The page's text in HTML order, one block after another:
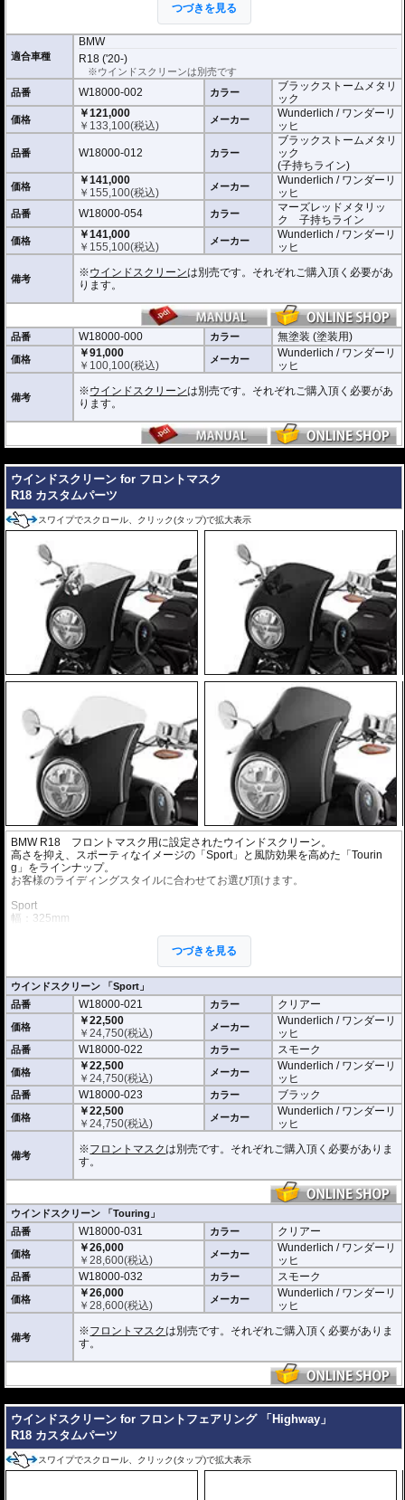
塗装は職人の手による手作業品。違和感の
ない純正然とした仕上がりを実現させてい
ます。
また同じく職人による子持ちラインを施した商品もラインナップ。子持ちライ
ンが美しい、R18「ファーストエディション」との車体とのマッチングは非常
に高い次元のものとります。
幅：340mm
高さ：430mm
奥行：340mm
は別売です。それぞれご購入頂く必要があります。
つづきを見る
適合車種
BMW
R18 ('20-)
※ウインドスクリーンは別売です
品番
W18000-002 カラー
ブラックストームメタリ
ック
価格
￥121,000
￥ 133,100(税込) メーカー
Wunderlich / ワンダーリ
ッヒ
品番 W18000-012 カラー
ブラックストームメタリ
ック
(子持ちライン)
価格
￥141,000
￥ 155,100(税込) メーカー
Wunderlich / ワンダーリ
ッヒ
品番 W18000-054 カラー
マーズレッドメタリッ
ク 子持ちライン
価格
￥141,000
￥ 155,100(税込) メーカー
Wunderlich / ワンダーリ
ッヒ
備考 ※ウインドスクリーンは別売です。それぞれご購入頂く必要があ
ります。
品番 W18000-000 カラー 無塗装 (塗装用)
価格
￥91,000
￥ 100,100(税込) メーカー
Wunderlich / ワンダーリ
ッヒ
備考 ※ウインドスクリーンは別売です。それぞれご購入頂く必要があ
ります。
ウインドスクリーン for フロントマスク
R18 カスタムパーツ
スワイプでスクロール、クリック(タップ)で拡大表示
BMW R18 フロントマスク用に設定されたウインドスクリーン。
高さを抑え、スポーティなイメージの「Sport」と風防効果を高めた「Tourin
g」をラインナップ。
お客様のライディングスタイルに合わせてお選び頂けます。
Sport
幅：325mm
Touring
幅：326mm
高さ: 355 mm
奥行き：139mm
厚さ：5mm
※フロントマスクは別売です。それぞれご購入頂く必要があります。
つづきを見る
ウインドスクリーン 「Sport」
品番
W18000-021 カラー クリアー
価格
￥22,500
￥24,750(税込) メーカー
Wunderlich / ワンダーリ
ッヒ
品番 W18000-022 カラー スモーク
価格
￥22,500
￥24,750(税込) メーカー
Wunderlich / ワンダーリ
ッヒ
品番 W18000-023 カラー ブラック
価格
￥22,500
￥24,750(税込) メーカー
Wunderlich / ワンダーリ
ッヒ
備考 ※フロントマスクは別売です。それぞれご購入頂く必要がありま
す。
ウインドスクリーン 「Touring」
品番
W18000-031 カラー クリアー
価格
￥26,000
￥28,600(税込) メーカー
Wunderlich / ワンダーリ
ッヒ
品番 W18000-032 カラー スモーク
価格
￥26,000
￥28,600(税込) メーカー
Wunderlich / ワンダーリ
ッヒ
備考 ※フロントマスクは別売です。それぞれご購入頂く必要がありま
す。
ウインドスクリーン for フロントフェアリング 「Highway」
R18 カスタムパーツ
スワイプでスクロール、クリック(タップ)で拡大表示